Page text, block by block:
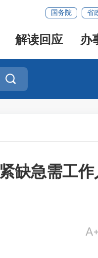
国务院 省
解读回应 办

缺急需工
